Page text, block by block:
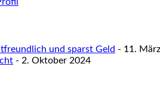
und sparst Geld - 11.
- 2. Oktober 2024